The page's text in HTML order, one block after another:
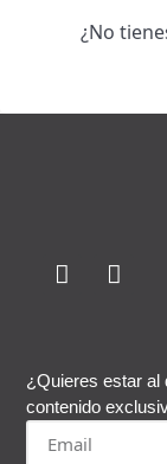
¿No
¿Quieres estar al
contenido